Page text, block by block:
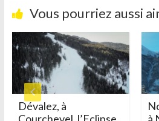
Vous pourriez aussi
Dévalez, à